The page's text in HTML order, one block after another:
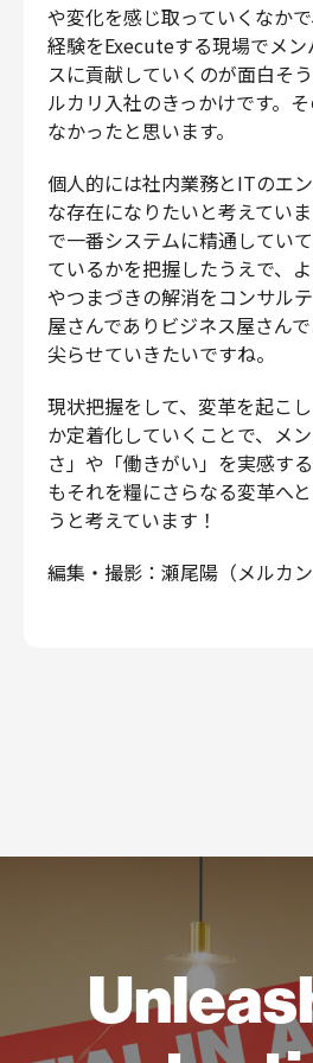
や変化を感じ取っていくなか
経験をExecuteする現場でメ
スに貢献していくのが面白そ
ルカリ入社のきっかけです。
なかったと思います。
個人的には社内業務とITのエ
な存在になりたいと考えてい
で一番システムに精通してい
ているかを把握したうえで、
やつまづきの解消をコンサル
屋さんでありビジネス屋さん
尖らせていきたいですね。
現状把握をして、変革を起こ
か定着化していくことで、メ
さ」や「働きがい」を実感す
もそれを糧にさらなる変革へ
うと考えています！
編集・撮影：瀬尾陽（メルカン